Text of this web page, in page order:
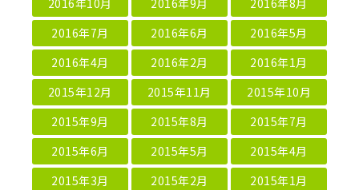
2016年10月
2016年9月
2016年8月
2016年7月
2016年6月
2016年5月
2016年4月
2016年2月
2016年1月
2015年12月
2015年11月
2015年10月
2015年9月
2015年8月
2015年7月
2015年6月
2015年5月
2015年4月
2015年3月
2015年2月
2015年1月